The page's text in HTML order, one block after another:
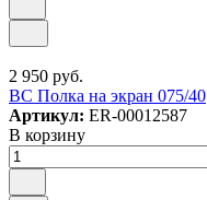
2 950 руб.
ВС Полка на экран 075/40
Артикул: ER-00012587
В корзину